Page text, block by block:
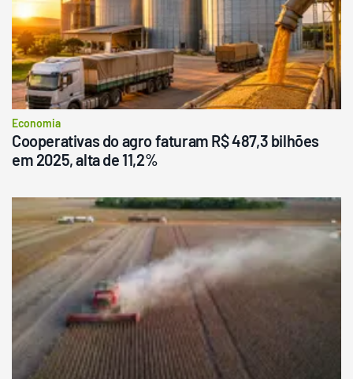
Economia
Cooperativas do agro faturam R$ 487,3 bilhões
em 2025, alta de 11,2%